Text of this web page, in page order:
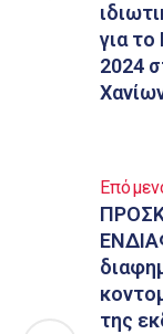
για
2024
της